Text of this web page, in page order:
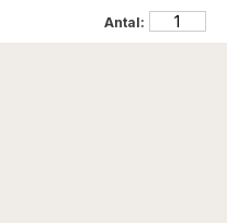
Antal: